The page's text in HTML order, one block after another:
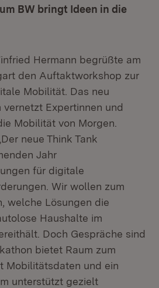
BW bringt Ideen in die
Hermann begrüßte am
den Auftaktworkshop zur
Mobilität. Das neu
Expertinnen und
Mobilität von Morgen.
neue Think Tank
Jahr
für digitale
Wir wollen zum
welche Lösungen die
Haushalte im
Doch Gespräche sind
bietet Raum zum
Mobilitätsdaten und ein
unterstützt gezielt